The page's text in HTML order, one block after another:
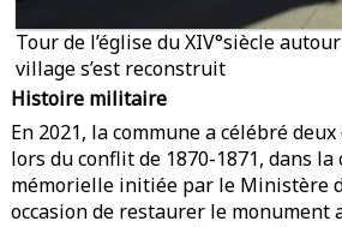
Tour de l’église du XIV°siècle
village s’est reconstruit
Histoire militaire
En 2021, la commune a célébré
lors du conflit de 1870-1871, dans la
mémorielle initiée par le Ministère
occasion de restaurer le monument